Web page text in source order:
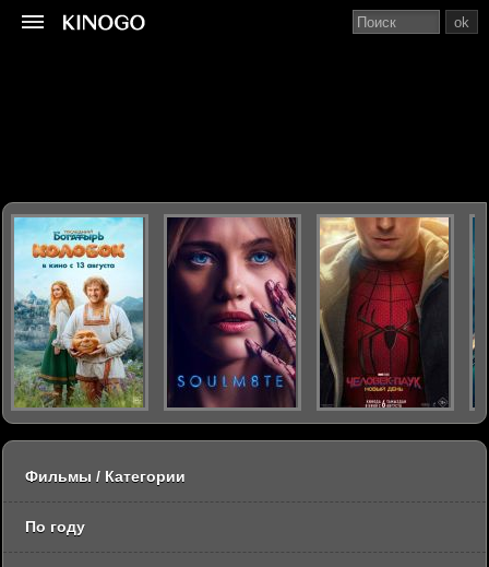
ok
Фильмы / Категории
По году